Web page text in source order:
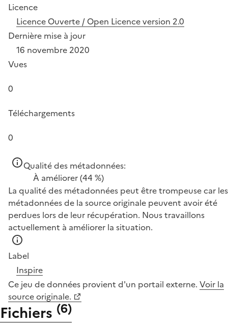
Licence
Licence Ouverte / Open Licence version 2.0
Dernière mise à jour
16 novembre 2020
Vues
0
Téléchargements
0
Qualité des métadonnées:
À améliorer(44 %)
La qualité des métadonnées peut être trompeuse car les
métadonnées de la source originale peuvent avoir été
perdues lors de leur récupération. Nous travaillons
actuellement à améliorer la situation.
Label
Inspire
Ce jeu de données provient d'un portail externe. Voir la
source originale.
Fichiers (6)